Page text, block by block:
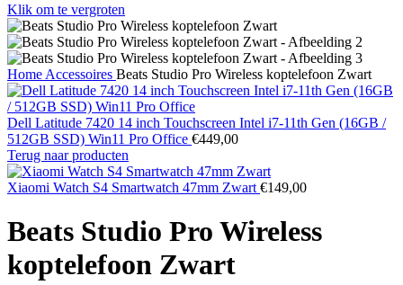
Klik om te vergroten
Home Accessoires Beats Studio Pro Wireless koptelefoon Zwart
Dell Latitude 7420 14 inch Touchscreen Intel i7-11th Gen (16GB /
512GB SSD) Win11 Pro Office €449,00
Terug naar producten
Xiaomi Watch S4 Smartwatch 47mm Zwart €149,00
Beats Studio Pro Wireless
koptelefoon Zwart